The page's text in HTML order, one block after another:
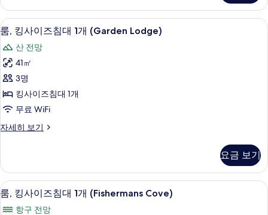
침
대
1
개,
항
구
전
망
모
두
보
스
위
트,
킹
사
이
침
대
개,
항
자
세
히
보
기
룸,
킹
사
이
즈
침
대
1
Lodge)
사
진
룸, 킹사이즈침대 1개 (Garden Lodge)
6
룸, 킹사이즈침대 1개 (Garden Lodge)
산 전망
41㎡
3명
킹사이즈침대 1개
무료 WiFi
자세히 보기
룸,
즈
침
대
1
개
요금 보기
룸,
킹
5
룸, 킹사이즈침대 1개 (Fishermans Cove)
항구 전망